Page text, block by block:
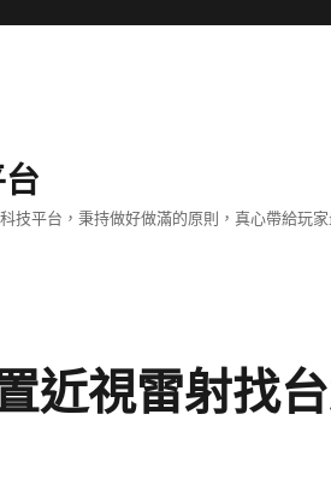
技平台，秉持做好做滿的原則，真心帶給玩
近視雷射找